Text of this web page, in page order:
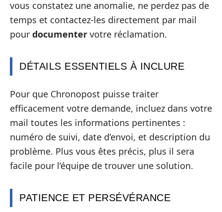
vous constatez une anomalie, ne perdez pas de
temps et contactez-les directement par mail
pour documenter votre réclamation.
DÉTAILS ESSENTIELS À INCLURE
Pour que Chronopost puisse traiter
efficacement votre demande, incluez dans votre
mail toutes les informations pertinentes :
numéro de suivi, date d’envoi, et description du
problème. Plus vous êtes précis, plus il sera
facile pour l’équipe de trouver une solution.
PATIENCE ET PERSÉVÉRANCE